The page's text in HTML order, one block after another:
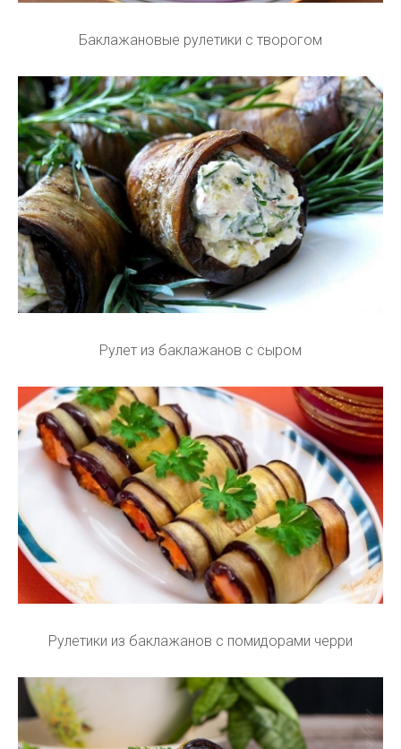
Баклажановые рулетики с творогом
Рулет из баклажанов с сыром
Рулетики из баклажанов с помидорами черри